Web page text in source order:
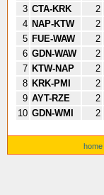
3 CTA-KRK 2
4 NAP-KTW 2
5 FUE-WAW 2
6 GDN-WAW 2
7 KTW-NAP 2
8 KRK-PMI 2
9 AYT-RZE 2
10 GDN-WMI 2
home